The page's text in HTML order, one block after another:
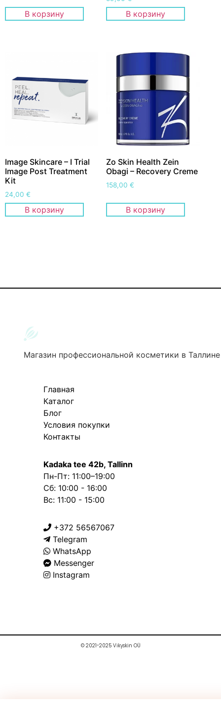
В корзину В корзину
Image Skincare – I Trial
Image Post Treatment
Kit
24,00 €
В корзину
Zo Skin Health Zein
Obagi – Recovery Creme
158,00€
В корзину
Магазин профессиональной косметики в Таллине
Главная
Каталог
Блог
Условия покупки
Контакты
Kadaka tee 42b, Tallinn
Пн-Пт: 11:00–19:00
Сб: 10:00 - 16:00
Вс: 11:00 - 15:00
+372 56567067
Telegram
WhatsApp
Messenger
Instagram
© 2021-2025 Vikyskin OÜ